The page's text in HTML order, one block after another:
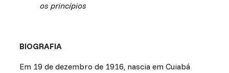
os princípios
BIOGRAFIA
Em 19 de dezembro de 1916, nascia em Cuiabá